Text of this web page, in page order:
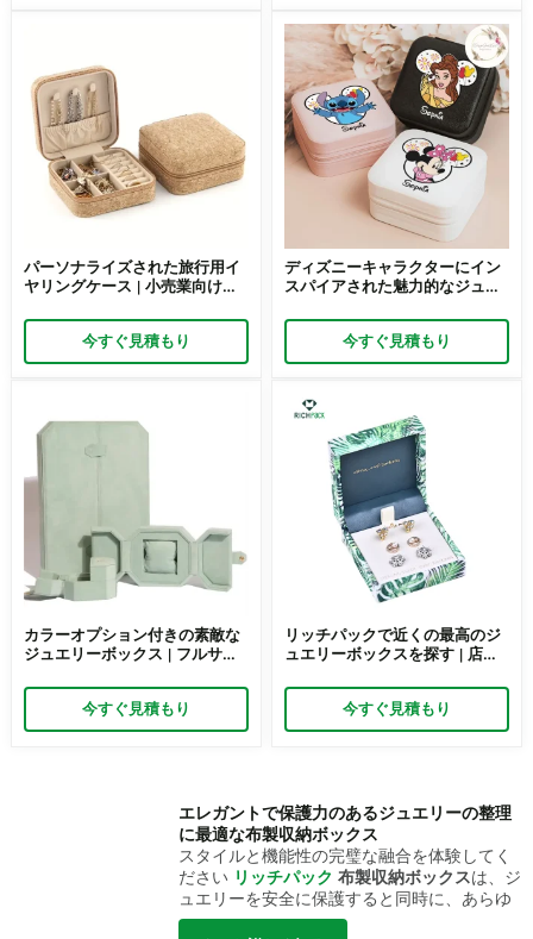
パーソナライズされた旅行用イ
ヤリングケース | 小売業向けの
ジュエリー収納 Richpack
今すぐ見積もり
ディズニーキャラクターにイン
スパイアされた魅力的なジュエ
クションやテーマギフトに最適
なかわいいハローキティギフト
ボックス
今すぐ見積もり
カラーオプション付きの素敵な
ジュエリーボックス | フルサイ
Richpack でファンシーでトッ
プクラスのジュエリーボックス
を見つけましょう
今すぐ見積もり
リッチパックで近くの最高のジ
ュエリーボックスを探す | 店舗
ライズされたジュエリーボック
ス、便利でカスタマイズ可能な
パッケージソリューション
今すぐ見積もり
エレガントで保護力のあるジュエリーの整理
に最適な布製収納ボックス
スタイルと機能性の完璧な融合を体験してく
ださい リッチパック 布製収納ボックスは、ジ
ュエリーを安全に保護すると同時に、あらゆ
る空間に優雅さを添えるように設計されてい